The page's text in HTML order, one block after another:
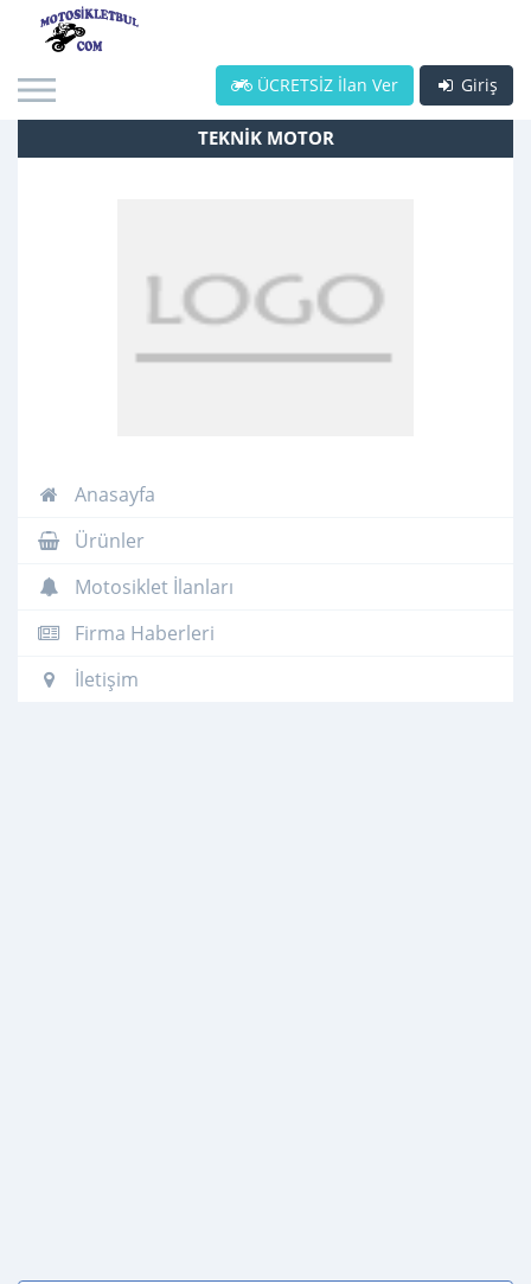
Giriş
ÜCRETSİZ İlan Ver
TEKNİK MOTOR
Anasayfa
Ürünler
Motosiklet İlanları
Firma Haberleri
İletişim